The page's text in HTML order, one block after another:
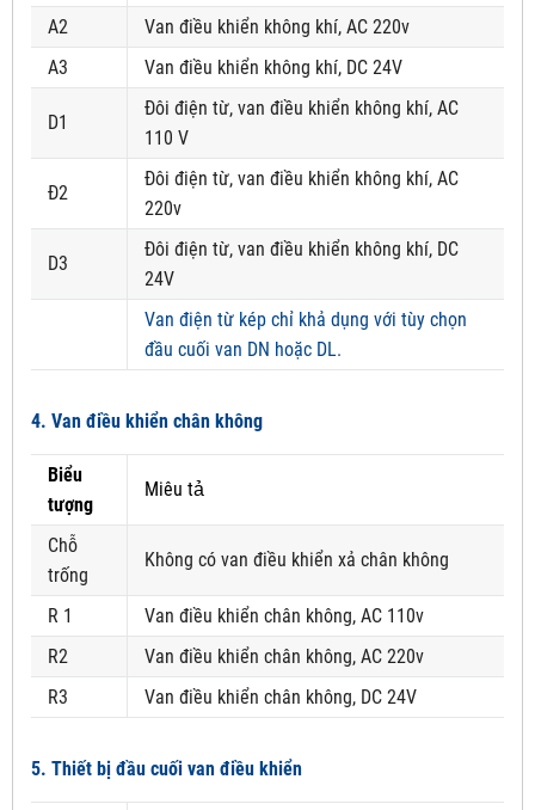
A2
Van điều khiển không khí, AC 220v
A3
Van điều khiển không khí, DC 24V
D1
Đôi điện từ, van điều khiển không khí, AC
110 V
Đ2
Đôi điện từ, van điều khiển không khí, AC
220v
D3
Đôi điện từ, van điều khiển không khí, DC
24V
Van điện từ kép chỉ khả dụng với tùy chọn
đầu cuối van DN hoặc DL.
4. Van điều khiển chân không
Biểu
tượng
Miêu tả
Chỗ
trống
Không có van điều khiển xả chân không
R 1
Van điều khiển chân không, AC 110v
R2
Van điều khiển chân không, AC 220v
R3
Van điều khiển chân không, DC 24V
5. Thiết bị đầu cuối van điều khiển